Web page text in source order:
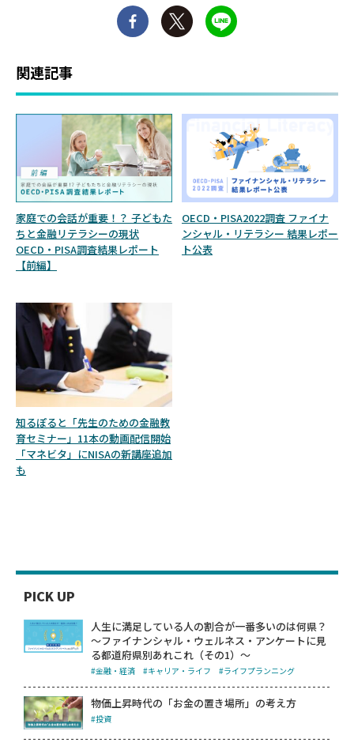
関連記事
家庭での会話が重要！？ 子どもた
ちと金融リテラシーの現状
OECD・PISA調査結果レポート
【前編】
OECD・PISA2022調査 ファイナ
ンシャル・リテラシー 結果レポー
ト公表
知るぽると「先生のための金融教
育セミナー」11本の動画配信開始
「マネビタ」にNISAの新講座追加
も
PICK UP
人生に満足している人の割合が一番多いのは何県？
～ファイナンシャル・ウェルネス・アンケートに見
る都道府県別あれこれ（その1）～
#金融・経済 #キャリア・ライフ #ライフプランニング
物価上昇時代の「お金の置き場所」の考え方
#投資